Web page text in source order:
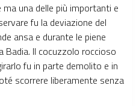
una delle più importanti e
fu la deviazione del
ansa e durante le piene
Badia. Il cocuzzolo roccioso
fu in parte demolito e in
scorrere liberamente senza